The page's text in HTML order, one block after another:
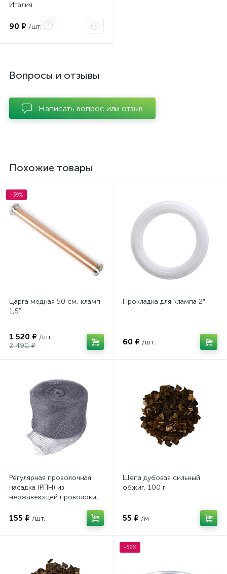
Италия
90 ₽ /шт.
Вопросы и отзывы
Написать вопрос или отзыв
Похожие товары
-39%
Царга медная 50 см, кламп
1,5"
1 520 ₽ /шт.
2 490 ₽
Прокладка для клампа 2″
60 ₽ /шт.
Регулярная проволочная
насадка (РПН) из
нержавеющей проволоки,
155 ₽ /шт.
Щепа дубовая сильный
обжиг, 100 г
55 ₽ /м
-52%